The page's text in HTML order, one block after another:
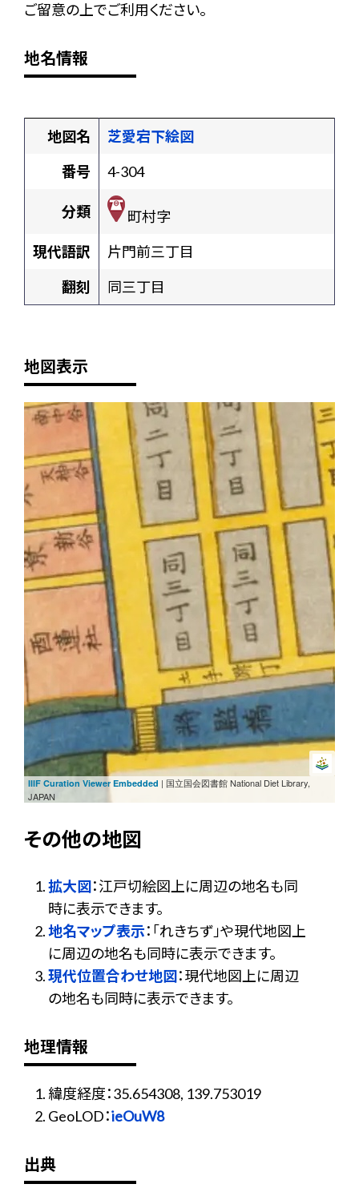
ご留意の上でご利用ください。
地名情報
地図名
芝愛宕下絵図
番号
4-304
分類
町村字
現代語訳
片門前三丁目
翻刻
同三丁目
地図表示
+
-
IIIF Curation Viewer Embedded | 国立国会図書館 National Diet Library,
JAPAN
その他の地図
拡大図：江戸切絵図上に周辺の地名も同
時に表示できます。
地名マップ表示：「れきちず」や現代地図上
に周辺の地名も同時に表示できます。
現代位置合わせ地図：現代地図上に周辺
の地名も同時に表示できます。
地理情報
緯度経度：35.654308, 139.753019
GeoLOD：ieOuW8
出典